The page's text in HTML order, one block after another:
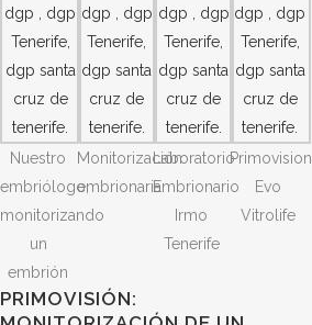
Nuestro
embriólogo,
monitorizando
un
embrión
Monitorización
embrionaria
Laboratorio
Embrionario
Irmo
Tenerife
Primovision
Evo
Vitrolife
PRIMOVISIÓN: